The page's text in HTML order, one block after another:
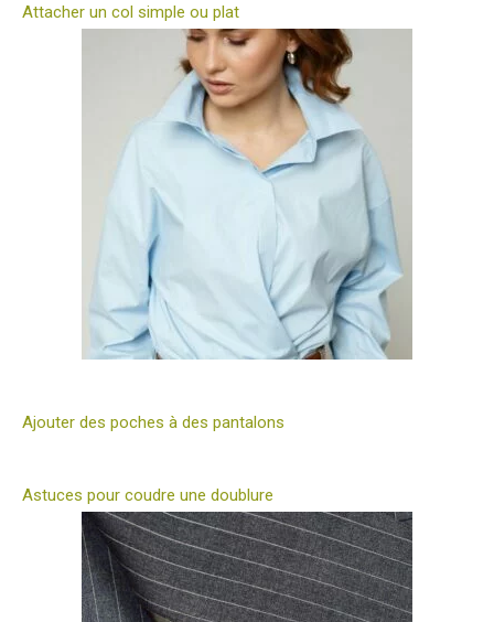
Attacher un col simple ou plat
Ajouter des poches à des pantalons
Astuces pour coudre une doublure